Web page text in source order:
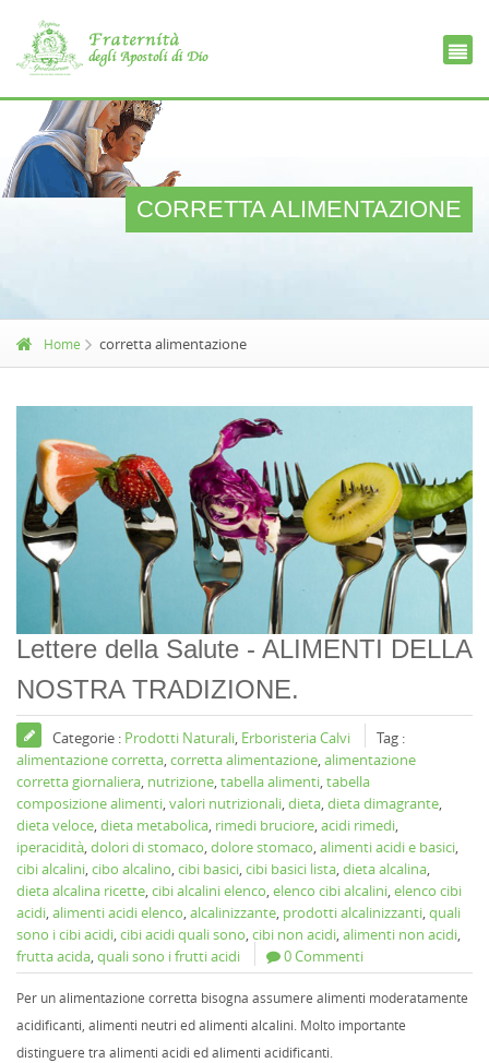
CORRETTA ALIMENTAZIONE
Home corretta alimentazione
Lettere della Salute - ALIMENTI DELLA
NOSTRA TRADIZIONE.
Categorie : Prodotti Naturali, Erboristeria Calvi
Tag :
alimentazione corretta,corretta alimentazione,alimentazione
corretta giornaliera, nutrizione,tabella alimenti,tabella
composizione alimenti,valori nutrizionali,dieta,dieta dimagrante,
dieta veloce,dieta metabolica, rimedi bruciore,acidi rimedi,
iperacidità,dolori di stomaco,dolore stomaco,alimenti acidi e basici,
cibi alcalini,cibo alcalino,cibi basici,cibi basici lista,dieta alcalina,
dieta alcalina ricette,cibi alcalini elenco,elenco cibi alcalini,elenco cibi
acidi,alimenti acidi elenco,alcalinizzante, prodotti alcalinizzanti,quali
sono i cibi acidi,cibi acidi quali sono,cibi non acidi,alimenti non acidi,
frutta acida,quali sono i frutti acidi 0 Commenti
Per un alimentazione corretta bisogna assumere alimenti moderatamente
acidificanti, alimenti neutri ed alimenti alcalini. Molto importante
distinguere tra alimenti acidi ed alimenti acidificanti.